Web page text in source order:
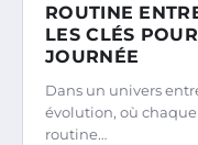
ROUTINE
LES CLÉS
JOURNÉE
Dans un univers
évolution, où
routine…